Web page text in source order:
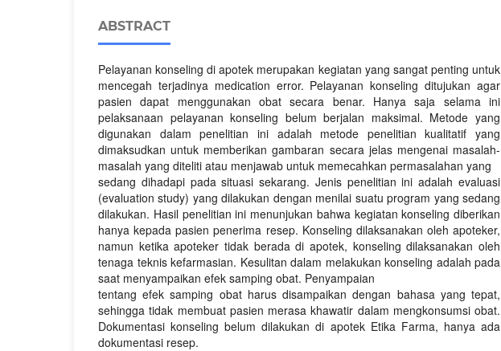
ABSTRACT
Pelayanan konseling di apotek merupakan kegiatan yang sangat penting untuk
mencegah terjadinya medication error. Pelayanan konseling ditujukan agar
pasien dapat menggunakan obat secara benar. Hanya saja selama ini
pelaksanaan pelayanan konseling belum berjalan maksimal. Metode yang
digunakan dalam penelitian ini adalah metode penelitian kualitatif yang
dimaksudkan untuk memberikan gambaran secara jelas mengenai masalah-
masalah yang diteliti atau menjawab untuk memecahkan permasalahan yang
sedang dihadapi pada situasi sekarang. Jenis penelitian ini adalah evaluasi
(evaluation study) yang dilakukan dengan menilai suatu program yang sedang
dilakukan. Hasil penelitian ini menunjukan bahwa kegiatan konseling diberikan
hanya kepada pasien penerima resep. Konseling dilaksanakan oleh apoteker,
namun ketika apoteker tidak berada di apotek, konseling dilaksanakan oleh
tenaga teknis kefarmasian. Kesulitan dalam melakukan konseling adalah pada
saat menyampaikan efek samping obat. Penyampaian
tentang efek samping obat harus disampaikan dengan bahasa yang tepat,
sehingga tidak membuat pasien merasa khawatir dalam mengkonsumsi obat.
Dokumentasi konseling belum dilakukan di apotek Etika Farma, hanya ada
dokumentasi resep.